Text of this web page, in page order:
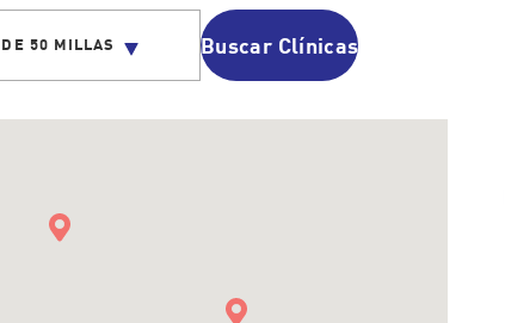
50 MILLAS Buscar Clínicas